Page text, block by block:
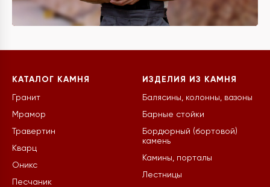
КАТАЛОГ КАМНЯ
Гранит
Мрамор
Травертин
Кварц
Оникс
Песчаник
ИЗДЕЛИЯ ИЗ КАМНЯ
Балясины, колонны, вазоны
Барные стойки
Бордюрный (бортовой)
камень
Камины, порталы
Лестницы